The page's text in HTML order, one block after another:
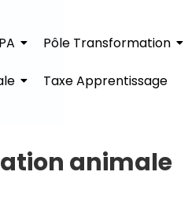
Pôle Transformation
Taxe Apprentissage
animale